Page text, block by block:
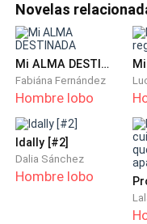
Novelas
Mi ALMA DESTINADA
Fabiána Fernández
Hombre lobo
Idally [#2]
Dalia Sánchez
Hombre lobo